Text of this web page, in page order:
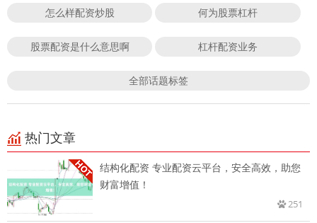
怎么样配资炒股 何为股票杠杆
股票配资是什么意思啊 杠杆配资业务
全部话题标签
热门文章
结构化配资 专业配资云平台，安全高效，助您
财富增值！
251